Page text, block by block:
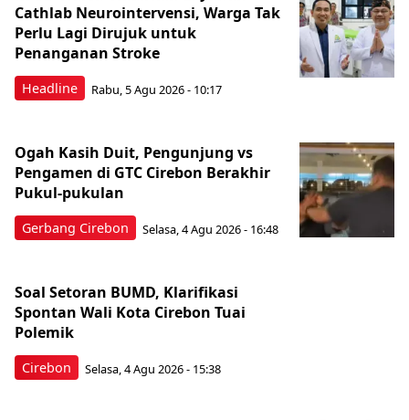
Headline
Cathlab Neurointervensi, Warga Tak
Perlu Lagi Dirujuk untuk
Penanganan Stroke
Rabu, 5 Agu 2026 - 10:17
Gerbang Cirebon
Ogah Kasih Duit, Pengunjung vs
Pengamen di GTC Cirebon Berakhir
Pukul-pukulan
Selasa, 4 Agu 2026 - 16:48
Cirebon
Soal Setoran BUMD, Klarifikasi
Spontan Wali Kota Cirebon Tuai
Polemik
Selasa, 4 Agu 2026 - 15:38